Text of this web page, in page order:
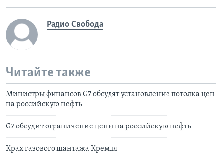
Радио Свобода
Читайте также
Министры финансов G7 обсудят установление потолка цен
на российскую нефть
G7 обсудит ограничение цены на российскую нефть
Крах газового шантажа Кремля